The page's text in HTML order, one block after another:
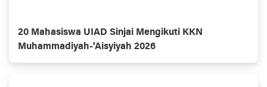
20 Mahasiswa UIAD Sinjai Mengikuti KKN
Muhammadiyah-'Aisyiyah 2026